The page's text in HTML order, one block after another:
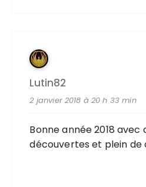
Lutin82
2 janvier 2018 à 20 h 33 min
Bonne année 2018 avec
découvertes et plein de